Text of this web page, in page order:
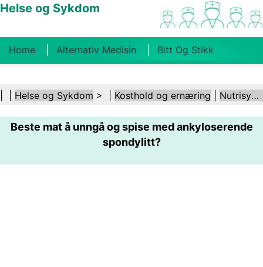
Helse og Sykdom
Home Alternativ Medisin Bitt Og Stikk
Kosthold Og Ernæring Familiehelse
Helsebransjen Psykisk Helse Folkehelse Og
Helse og Sykdom > | Kosthold og ernæring Nutrisystem
Beste mat å unngå og spise med ankyloserende
spondylitt?